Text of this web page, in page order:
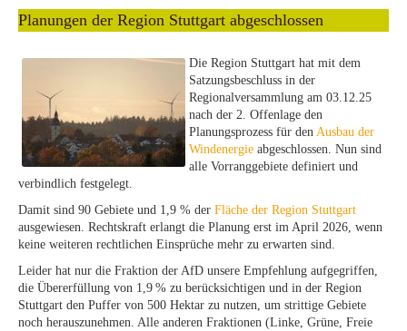
Planungen der Region Stuttgart abgeschlossen
Die Region Stuttgart hat mit dem
Satzungsbeschluss in der
Regionalversammlung am 03.12.25
nach der 2. Offenlage den
Planungsprozess für den Ausbau der
Windenergie abgeschlossen. Nun sind
alle Vorranggebiete definiert und
verbindlich festgelegt.
Damit sind 90 Gebiete und 1,9 % der Fläche der Region Stuttgart
ausgewiesen. Rechtskraft erlangt die Planung erst im April 2026, wenn
keine weiteren rechtlichen Einsprüche mehr zu erwarten sind.
Leider hat nur die Fraktion der AfD unsere Empfehlung aufgegriffen,
die Übererfüllung von 1,9 % zu berücksichtigen und in der Region
Stuttgart den Puffer von 500 Hektar zu nutzen, um strittige Gebiete
noch herauszunehmen. Alle anderen Fraktionen (Linke, Grüne, Freie